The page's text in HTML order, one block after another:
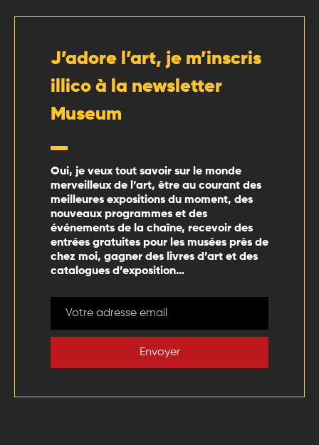
J’adore l’art, je m’inscris
illico à la newsletter
Museum
Oui, je veux tout savoir sur le monde
merveilleux de l’art, être au courant des
meilleures expositions du moment, des
nouveaux programmes et des
événements de la chaîne, recevoir des
entrées gratuites pour les musées près de
chez moi, gagner des livres d’art et des
catalogues d’exposition…
Envoyer